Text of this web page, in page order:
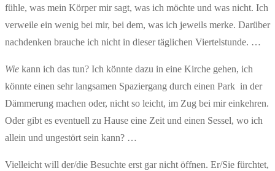
fühle, was mein Körper mir sagt, was ich möchte und was nicht. Ich
verweile ein wenig bei mir, bei dem, was ich jeweils merke. Darüber
nachdenken brauche ich nicht in dieser täglichen Viertelstunde. …
Wie kann ich das tun? Ich könnte dazu in eine Kirche gehen, ich
könnte einen sehr langsamen Spaziergang durch einen Park in der
Dämmerung machen oder, nicht so leicht, im Zug bei mir einkehren.
Oder gibt es eventuell zu Hause eine Zeit und einen Sessel, wo ich
allein und ungestört sein kann? …
Vielleicht will der/die Besuchte erst gar nicht öffnen. Er/Sie fürchtet,